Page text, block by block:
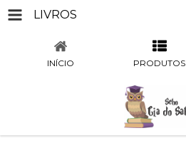
LIVROS
INÍCIO PRODUTOS